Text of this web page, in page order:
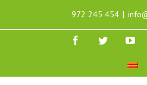
972 245 454 |